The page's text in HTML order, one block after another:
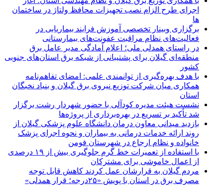
اجرای طرح الزام نصب تجهیزات محافظ ولتاژ در ساختمان
ها
برگزاری وبینار تخصصی آموزش فرایند بیماریابی در
فعالیت‌های نظام مراقبت عفونت‌های بیمارستانی
در راستای همدلی ملی؛ اعلام آمادگی مدیر عامل برق
منطقه‌ای گیلان برای پشتیبانی از شبكه برق استان‌های جنوبی
كشور
با هدف بهره‌گیری از توانمندی علمی: امضای تفاهم‌نامه
همكاری میان شركت توزیع نیروی برق گیلان و بنیاد نخبگان
استان
نشست هیئت مدیره کودآلی با حضور شهردار رشت برگزار
شد تأکید بر تسریع در بهره‌برداری از پروژه‌ها
بازدید میدانی معاون درمان دانشگاه علوم پزشکی گیلان از
روند ارائه خدمات درمانی به بیماران و نحوه اجرای پزشک
خانواده و نظام ارجاع در شهرستان فومن
با استفاده از تعمیرات خط گرم جلوگیری بیش از ۱۹ درصدی
از اعمال خاموشی برای مشتركان
مردم گیلان به قرارشان عمل کردند كاهش قابل توجه
مصرف برق در استان با پویش «۲۵درجه؛ قرار همدلی»